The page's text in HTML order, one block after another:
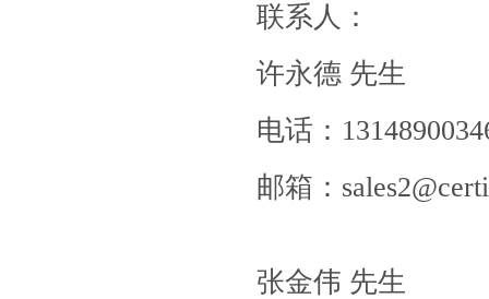
联系人：
许永德 先生
电话：
邮箱：
张金伟 先生